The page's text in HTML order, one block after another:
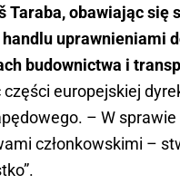
Taraba, obawiając się
handlu uprawnieniami
budownictwa i
europejskiej
– W
członkowskimi –